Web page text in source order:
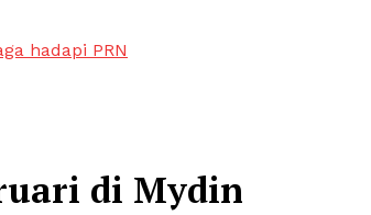
hadapi PRN
di Mydin